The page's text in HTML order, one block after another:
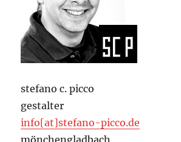
stefano c. picco
gestalter
info[at]stefano-picco.de